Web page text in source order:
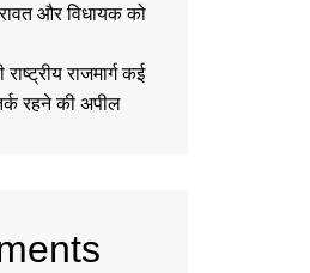
और विधायक को
राजमार्ग कई
रहने की अपील